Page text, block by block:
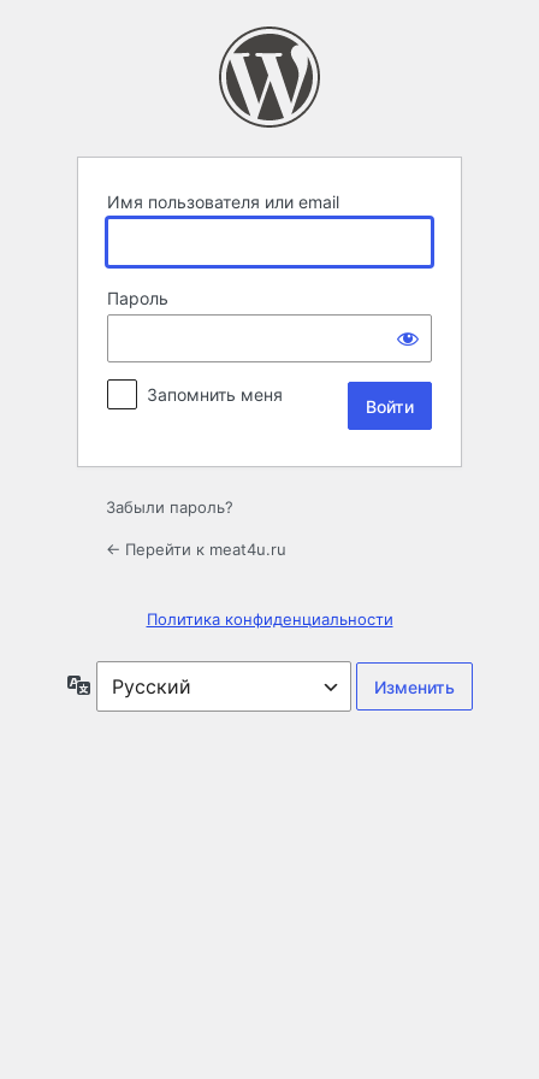
Имя пользователя или email
Пароль
Запомнить меня
Забыли пароль?
← Перейти к meat4u.ru
Политика конфиденциальности
Язык